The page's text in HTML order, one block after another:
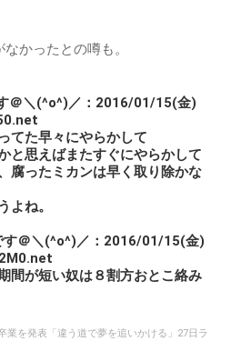
かったとの噂も。
＠＼(^o^)／：2016/01/15(金)
てた早々にやらかして
と思えばまたすぐにやらかして
腐ったミカンは早く取り除かな
よね。
す＠＼(^o^)／：2016/01/15(金)
間が短い奴は８割方おとこ絡み
業を発表「違う道で夢を追いかける」27日ラ